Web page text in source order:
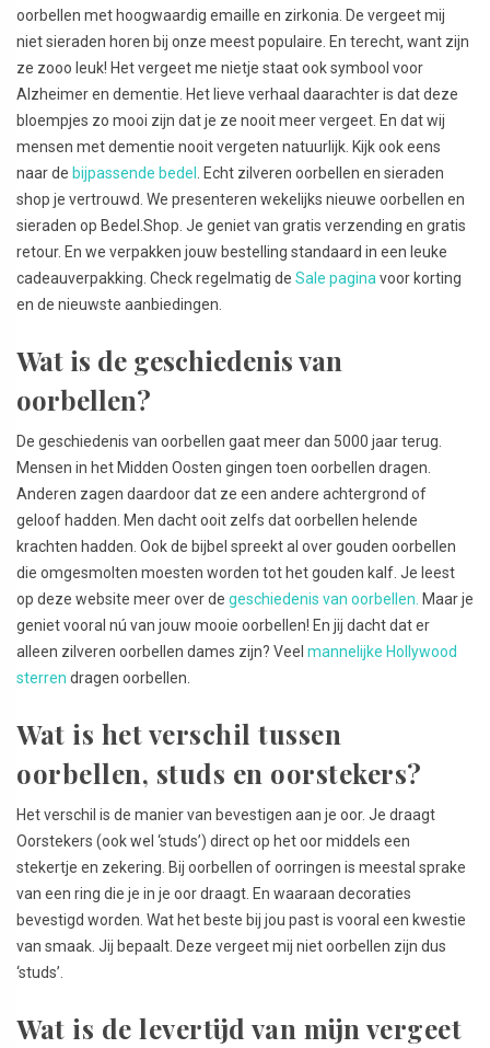
oorbellen met hoogwaardig emaille en zirkonia. De vergeet mij
niet sieraden horen bij onze meest populaire. En terecht, want zijn
ze zooo leuk! Het vergeet me nietje staat ook symbool voor
Alzheimer en dementie. Het lieve verhaal daarachter is dat deze
bloempjes zo mooi zijn dat je ze nooit meer vergeet. En dat wij
mensen met dementie nooit vergeten natuurlijk. Kijk ook eens
naar de bijpassende bedel
. Echt zilveren oorbellen en sieraden
shop je vertrouwd. We presenteren wekelijks nieuwe oorbellen en
sieraden op Bedel.Shop. Je geniet van gratis verzending en gratis
retour. En we verpakken jouw bestelling standaard in een leuke
cadeauverpakking. Check regelmatig de Sale pagina voor korting
en de nieuwste aanbiedingen.
Wat is de geschiedenis van
oorbellen?
De geschiedenis van oorbellen gaat meer dan 5000 jaar terug.
Mensen in het Midden Oosten gingen toen oorbellen dragen.
Anderen zagen daardoor dat ze een andere achtergrond of
geloof hadden. Men dacht ooit zelfs dat oorbellen helende
krachten hadden. Ook de bijbel spreekt al over gouden oorbellen
die omgesmolten moesten worden tot het gouden kalf. Je leest
op deze website meer over de geschiedenis van oorbellen. Maar je
geniet vooral nú van jouw mooie oorbellen! En jij dacht dat er
alleen zilveren oorbellen dames zijn? Veel mannelijke Hollywood
sterren dragen oorbellen.
Wat is het verschil tussen
oorbellen, studs en oorstekers?
Het verschil is de manier van bevestigen aan je oor. Je draagt
Oorstekers (ook wel ‘studs’) direct op het oor middels een
stekertje en zekering. Bij oorbellen of oorringen is meestal sprake
van een ring die je in je oor draagt. En waaraan decoraties
bevestigd worden. Wat het beste bij jou past is vooral een kwestie
van smaak. Jij bepaalt. Deze vergeet mij niet oorbellen zijn dus
‘studs’.
Wat is de levertijd van mijn vergeet